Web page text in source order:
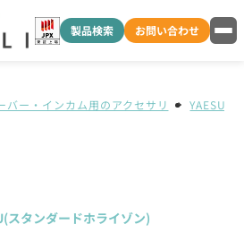
製品検索 お問い合わせ
バー・インカム用のアクセサリ YAESU(
スタンダードホライゾン)